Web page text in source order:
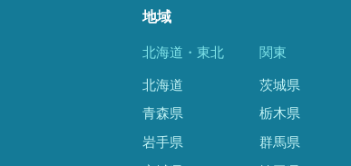
地域
北海道・東北
北海道
青森県
岩手県
関東
茨城県
栃木県
群馬県